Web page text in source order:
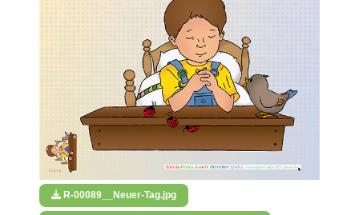
R-00089__Neuer-Tag.jpg